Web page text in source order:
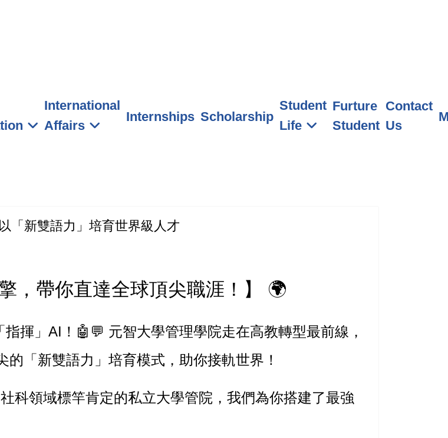
International
Affairs
Internships Scholarship
Student
Life
Furture
Student
Contact
Us
「新雙語力」培育世界級人才
，帶你直達全球頂尖職涯！】 🌍
揮」AI！🤖💬 元智大學管理學院走在高教轉型最前線，
「新雙語力」培育模式，助你接軌世界！
科領域標竿肯定的私立大學管院，我們為你搭建了最強